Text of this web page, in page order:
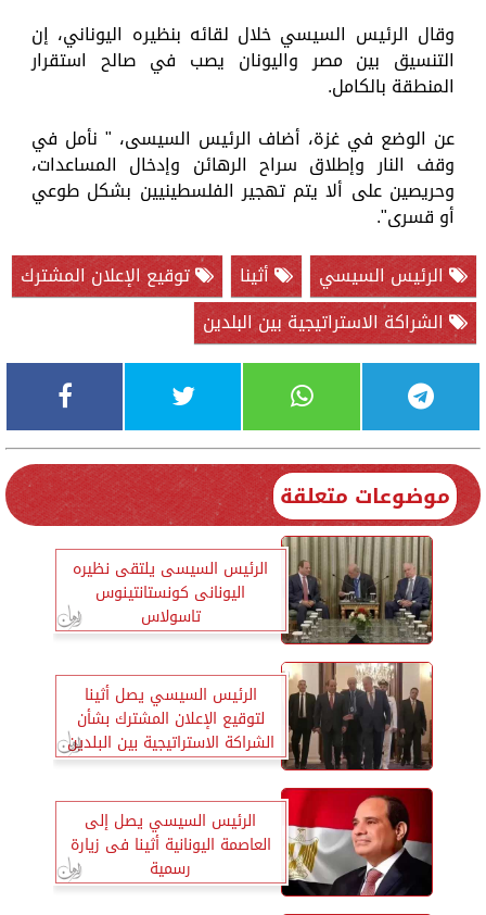
وقال الرئيس السيسي خلال لقائه بنظيره اليوناني، إن
التنسيق بين مصر واليونان يصب في صالح استقرار
المنطقة بالكامل.
عن الوضع في غزة، أضاف الرئيس السيسى، " نأمل في
وقف النار وإطلاق سراح الرهائن وإدخال المساعدات،
وحريصين على ألا يتم تهجير الفلسطينيين بشكل طوعي
أو قسرى".
الرئيس السيسي
أثينا
توقيع الإعلان المشترك
الشراكة الاستراتيجية بين البلدين
موضوعات متعلقة
الرئيس السيسى يلتقى نظيره
اليونانى كونستانتينوس
تاسولاس
الرئيس السيسي يصل أثينا
لتوقيع الإعلان المشترك بشأن
الشراكة الاستراتيجية بين البلدين
الرئيس السيسي يصل إلى
العاصمة اليونانية أثينا فى زيارة
رسمية